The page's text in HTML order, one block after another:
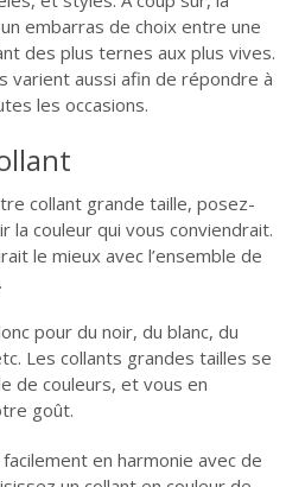
embarras de choix entre une
des plus ternes aux plus vives.
varient aussi afin de répondre à
les occasions.
collant grande taille, posez-
la couleur qui vous conviendrait.
le mieux avec l’ensemble de
pour du noir, du blanc, du
Les collants grandes tailles se
de couleurs, et vous en
goût.
en harmonie avec de